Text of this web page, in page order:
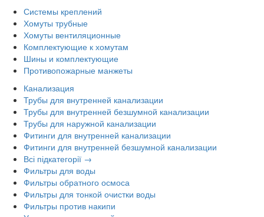
Системы креплений
Хомуты трубные
Хомуты вентиляционные
Комплектующие к хомутам
Шины и комплектующие
Противопожарные манжеты
Канализация
Трубы для внутренней канализации
Трубы для внутренней безшумной канализации
Трубы для наружной канализации
Фитинги для внутренней канализации
Фитинги для внутренней безшумной канализации
Всі підкатегорії →
Фильтры для воды
Фильтры обратного осмоса
Фильтры для тонкой очистки воды
Фильтры против накипи